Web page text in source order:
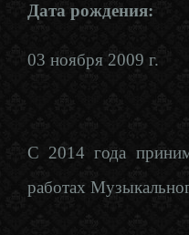
Дата рождения:
03 ноября 2009 г.
С 2014 года
работах